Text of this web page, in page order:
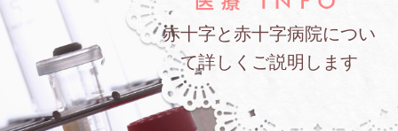
赤十字と赤十字病院につい
て詳しくご説明します